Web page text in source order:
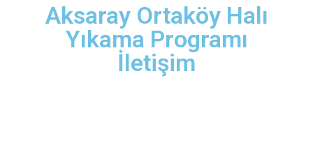
Aksaray Ortaköy Halı
Yıkama Programı
İletişim